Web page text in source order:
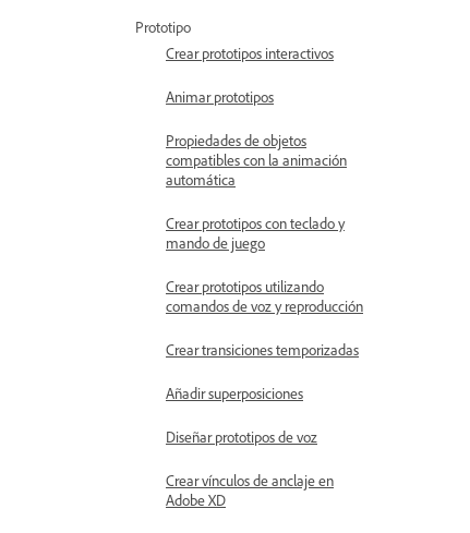
Prototipo
Crear prototipos interactivos
Animar prototipos
Propiedades de objetos
compatibles con la animación
automática
Crear prototipos con teclado y
mando de juego
Crear prototipos utilizando
comandos de voz y reproducción
Crear transiciones temporizadas
Añadir superposiciones
Diseñar prototipos de voz
Crear vínculos de anclaje en
Adobe XD